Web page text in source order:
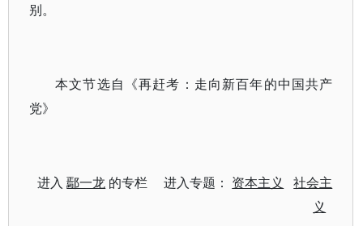
别。
本文节选自《再赶考：走向新百年的中国共产
党》
进入鄢一龙 的专栏 进入专题： 资本主义
社会主
义